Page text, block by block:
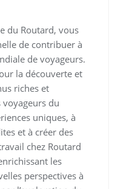
du Routard, vous
de contribuer à
de voyageurs.
la découverte et
riches et
du
uniques, à
et à créer des
chez Routard
les
perspectives à